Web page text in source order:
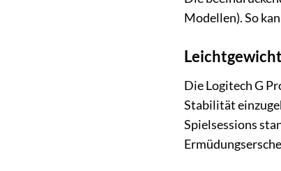
Modellen). So
Die Logitech G
Stabilität
Spielsessions